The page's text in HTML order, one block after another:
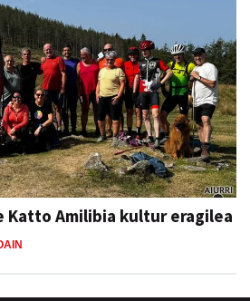
Katto Amilibia kultur eragilea